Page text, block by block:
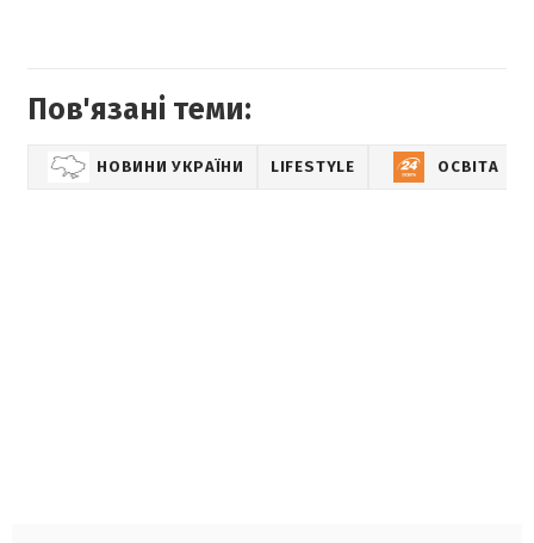
Пов'язані теми:
НОВИНИ УКРАЇНИ LIFESTYLE ОСВІТА